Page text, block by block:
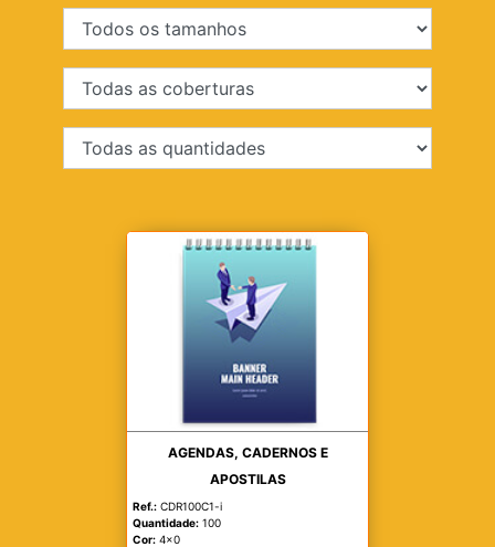
AGENDAS, CADERNOS E
APOSTILAS
Ref.: CDR100C1-i
Quantidade: 100
Cor: 4x0